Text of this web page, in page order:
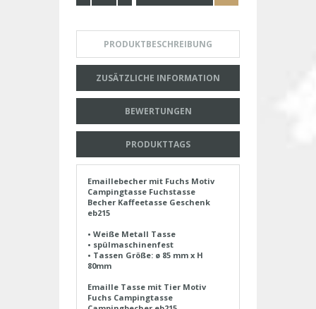
PRODUKTBESCHREIBUNG
ZUSÄTZLICHE INFORMATION
BEWERTUNGEN
PRODUKTTAGS
Emaillebecher mit Fuchs Motiv
Campingtasse Fuchstasse
Becher Kaffeetasse Geschenk
eb215
• Weiße Metall Tasse
• spülmaschinenfest
• Tassen Größe: ø 85 mm x H
80mm
Emaille Tasse mit Tier Motiv
Fuchs Campingtasse